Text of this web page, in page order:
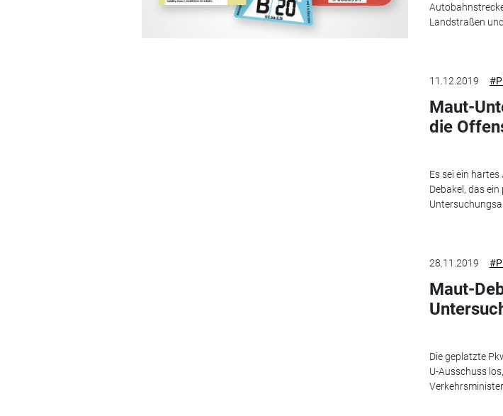
Landstraßen
11.12.2019
Maut-
die
Es sei ein
Debakel, das
28.11.2019
Maut-
Die geplatzte
U-Ausschuss